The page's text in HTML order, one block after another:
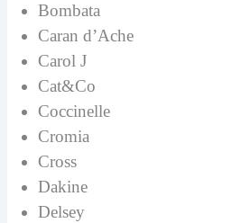
Bombata
Caran d’Ache
Carol J
Cat&Co
Coccinelle
Cromia
Cross
Dakine
Delsey